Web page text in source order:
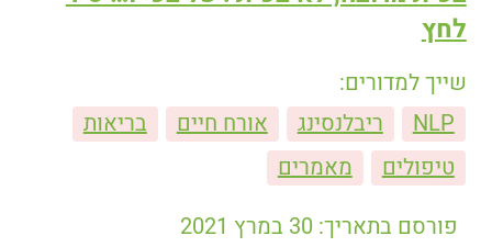
לחץ
שייך למדורים:
NLP
ריבלנסינג אורח חיים
בריאות
טיפולים
מאמרים
פורסם בתאריך: 30 במרץ 2021